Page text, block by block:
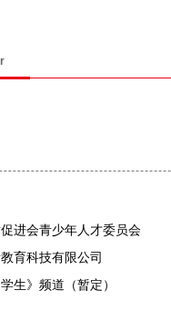
进会青少年人才委员会
育科技有限公司
生》频道（暂定）